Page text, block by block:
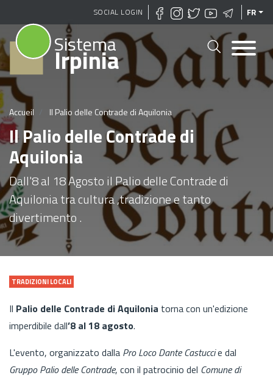
Aller
au
contenu
principal
SOCIAL LOGIN FR
Sistema
Irpinia
Accueil Il Palio delle Contrade di Aquilonia
Il Palio delle Contrade di
Aquilonia
Dall'8 al 18 Agosto il Palio delle Contrade di
Aquilonia tra cultura ,tradizione e tanto
divertimento .
TRADIZIONI LOCALI
Il Palio delle Contrade di Aquilonia torna con un'edizione
imperdibile dall’8 al 18 agosto.
L'evento, organizzato dalla Pro Loco Dante Castuccie dal
Gruppo Palio delle Contrade, con il patrocinio del Comune di